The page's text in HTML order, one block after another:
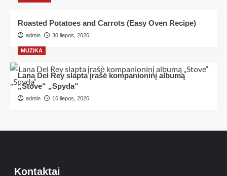
Roasted Potatoes and Carrots (Easy Oven Recipe)
admin 30 liepos, 2026
MUZIKA
Lana Del Rey slapta įrašė kompanioninį albumą
„Stove“ „Spyda“
admin 16 liepos, 2026
Kontaktai